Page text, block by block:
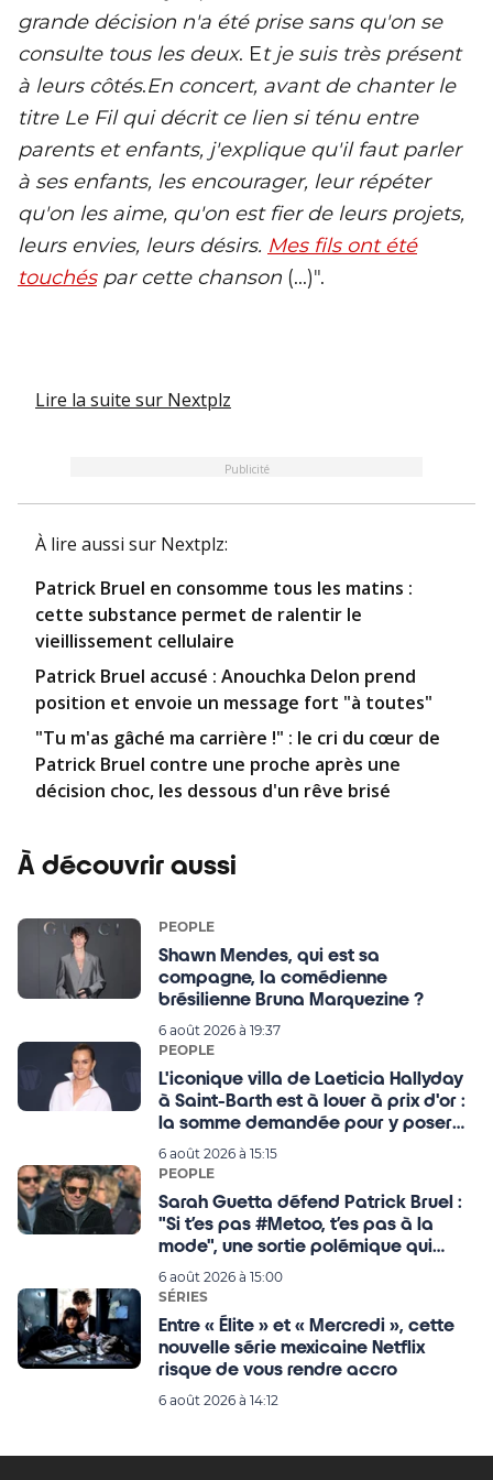
grande décision n'a été prise sans qu'on se
consulte tous les deux. Et je suis très présent
à leurs côtés.En concert, avant de chanter le
titre Le Fil qui décrit ce lien si ténu entre
parents et enfants, j'explique qu'il faut parler
à ses enfants, les encourager, leur répéter
qu'on les aime, qu'on est fier de leurs projets,
leurs envies, leurs désirs. Mes fils ont été
touchéspar cette chanson (...)".
Lire la suite sur Nextplz
Publicité
À lire aussi sur Nextplz:
Patrick Bruel en consomme tous les matins :
cette substance permet de ralentir le
vieillissement cellulaire
Patrick Bruel accusé : Anouchka Delon prend
position et envoie un message fort "à toutes"
"Tu m'as gâché ma carrière !" : le cri du cœur de
Patrick Bruel contre une proche après une
décision choc, les dessous d'un rêve brisé
À découvrir aussi
PEOPLE
Shawn Mendes, qui est sa
compagne, la comédienne
brésilienne Bruna Marquezine ?
6 août 2026 à 19:37
PEOPLE
L'iconique villa de Laeticia Hallyday
à Saint-Barth est à louer à prix d'or :
la somme demandée pour y poser
ses valises donne le tournis
6 août 2026 à 15:15
PEOPLE
Sarah Guetta défend Patrick Bruel :
"Si t’es pas #Metoo, t’es pas à la
mode", une sortie polémique qui
provoque un tollé
6 août 2026 à 15:00
SÉRIES
Entre « Élite » et « Mercredi », cette
nouvelle série mexicaine Netflix
risque de vous rendre accro
6 août 2026 à 14:12